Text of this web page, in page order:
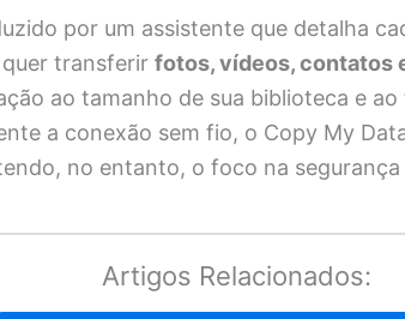
por um assistente que detalha
transferir fotos, vídeos, contatos
ao tamanho de sua biblioteca e
a conexão sem fio, o Copy My
no entanto, o foco na
Artigos Relacionados: